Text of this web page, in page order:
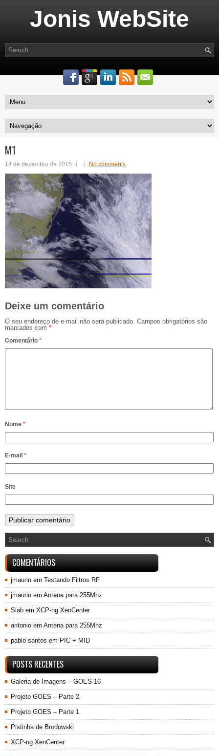
Jonis WebSite
M1
14 de dezembro de 2015 No comments
Deixe um comentário
O seu endereço de e-mail não será publicado. Campos obrigatórios são
marcados com *
Comentário *
Nome *
E-mail *
Site
COMENTÁRIOS
jmaurin em Testando Filtros RF
jmaurin em Antena para 255Mhz
Slab em XCP-ng XenCenter
antonio em Antena para 255Mhz
pablo santos em PIC + MID
POSTS RECENTES
Galeria de Imagens – GOES-16
Projeto GOES – Parte 2
Projeto GOES – Parte 1
Pistinha de Brodowski
XCP-ng XenCenter